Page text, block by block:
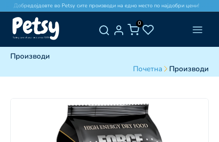
Добредојдовте во Petsy сите производи на едно место по најдобри цени!
0
Производи
Почетна
Производи